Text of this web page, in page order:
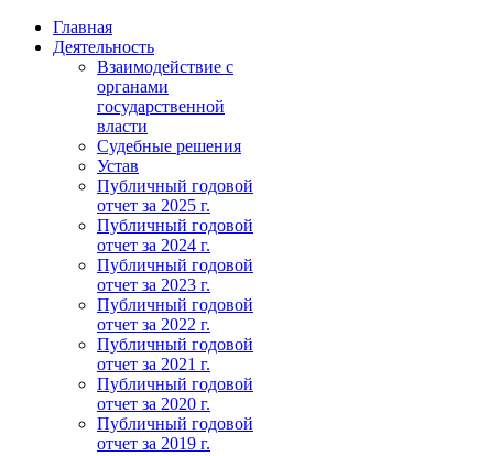
Главная
Деятельность
Взаимодействие с
органами
государственной
власти
Судебные решения
Устав
Публичный годовой
отчет за 2025 г.
Публичный годовой
отчет за 2024 г.
Публичный годовой
отчет за 2023 г.
Публичный годовой
отчет за 2022 г.
Публичный годовой
отчет за 2021 г.
Публичный годовой
отчет за 2020 г.
Публичный годовой
отчет за 2019 г.